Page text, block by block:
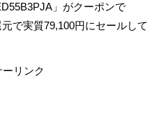
」がクーポンで
で実質79,100円にセールして
ーリンク